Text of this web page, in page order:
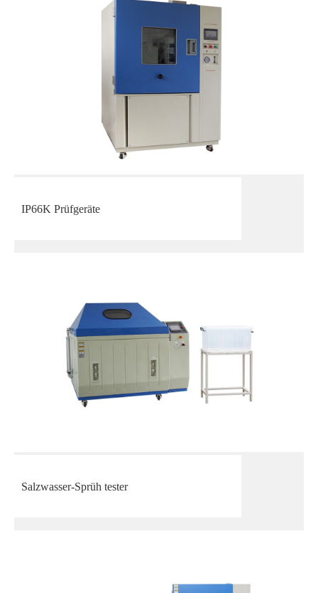
IP66K Prüfgeräte
Salzwasser-Sprüh tester